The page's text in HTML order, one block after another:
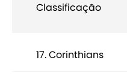
Classificação
17. Corinthians